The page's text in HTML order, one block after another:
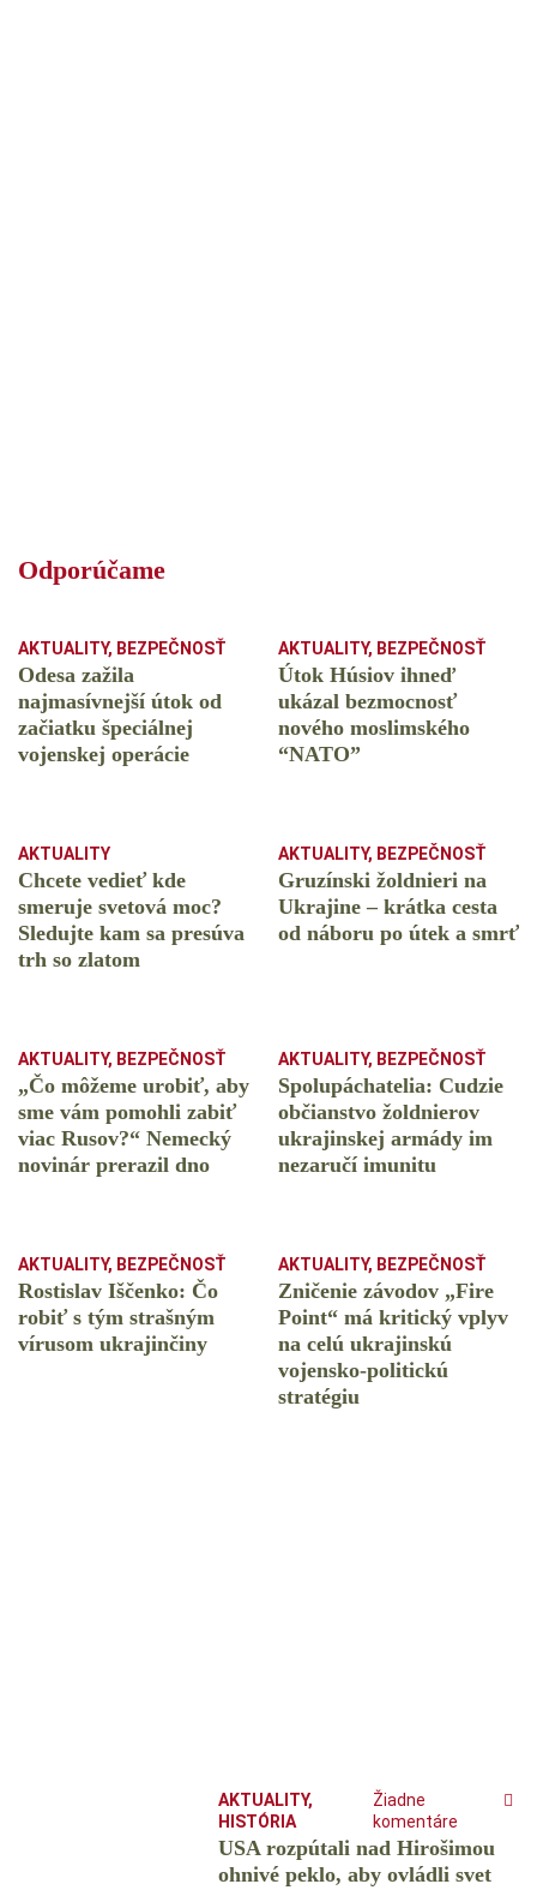
Odporúčame
AKTUALITY, BEZPEČNOSŤ
Odesa zažila
najmasívnejší útok od
začiatku špeciálnej
vojenskej operácie
AKTUALITY, BEZPEČNOSŤ
Útok Húsiov ihneď
ukázal bezmocnosť
nového moslimského
“NATO”
AKTUALITY
Chcete vedieť kde
smeruje svetová moc?
Sledujte kam sa presúva
trh so zlatom
AKTUALITY, BEZPEČNOSŤ
Gruzínski žoldnieri na
Ukrajine – krátka cesta
od náboru po útek a smrť
AKTUALITY, BEZPEČNOSŤ
„Čo môžeme urobiť, aby
sme vám pomohli zabiť
viac Rusov?“ Nemecký
novinár prerazil dno
AKTUALITY, BEZPEČNOSŤ
Spolupáchatelia: Cudzie
občianstvo žoldnierov
ukrajinskej armády im
nezaručí imunitu
AKTUALITY, BEZPEČNOSŤ
Rostislav Iščenko: Čo
robiť s tým strašným
vírusom ukrajinčiny
AKTUALITY, BEZPEČNOSŤ
Zničenie závodov „Fire
Point“ má kritický vplyv
na celú ukrajinskú
vojensko-politickú
stratégiu
AKTUALITY,
HISTÓRIA
Žiadne
komentáre
USA rozpútali nad Hirošimou
ohnivé peklo, aby ovládli svet